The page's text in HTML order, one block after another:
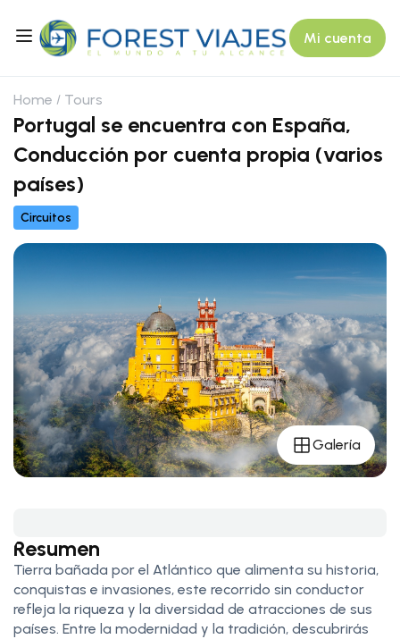
Mi cuenta
Home Tours
Portugal se encuentra con España,
Conducción por cuenta propia (varios
países)
Circuitos
Galería
Resumen
Tierra bañada por el Atlántico que alimenta su historia,
conquistas e invasiones, este recorrido sin conductor
refleja la riqueza y la diversidad de atracciones de sus
países. Entre la modernidad y la tradición, descubrirás